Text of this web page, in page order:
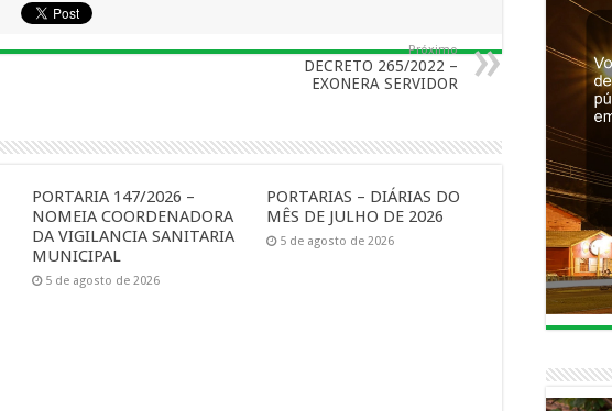
Próximo
DECRETO 265/2022 –
EXONERA SERVIDOR
PORTARIA 147/2026 –
NOMEIA COORDENADORA
DA VIGILANCIA SANITARIA
MUNICIPAL
5 de agosto de 2026
PORTARIAS – DIÁRIAS DO
MÊS DE JULHO DE 2026
5 de agosto de 2026